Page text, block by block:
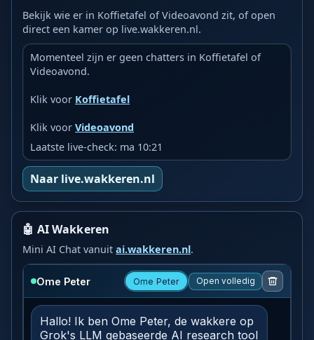
Bekijk wie er in Koffietafel of Videoavond zit, of open
direct een kamer op live.wakkeren.nl.
Momenteel zijn er geen chatters in Koffietafel of
Videoavond.
Klik voor Koffietafel
Klik voorVideoavond
Laatste live-check: ma 10:21
Naar live.wakkeren.nl
🤖 AI Wakkeren
Mini AI Chat vanuitai.wakkeren.nl.